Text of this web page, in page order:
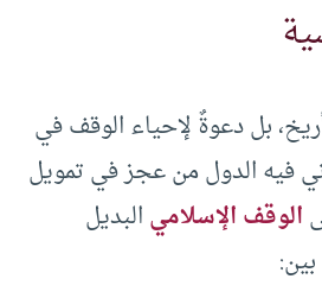
بل دعوةٌ لإحياء الوقف في
فيه الدول من عجز في تمويل
الوقف الإسلاميالبديل